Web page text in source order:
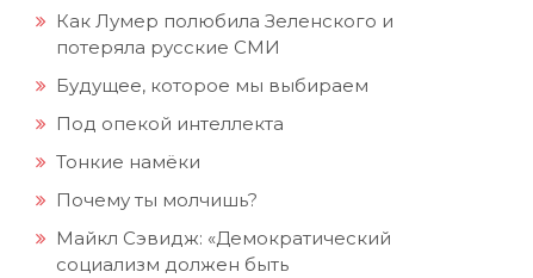
Как Лумер полюбила Зеленского и
потеряла русские СМИ
Будущее, которое мы выбираем
Под опекой интеллекта
Тонкие намёки
Почему ты молчишь?
Майкл Сэвидж: «Демократический
социализм должен быть